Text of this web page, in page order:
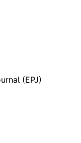
(EPJ)